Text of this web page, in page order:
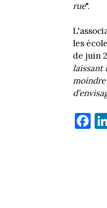
rue".
les
de juin
laissant
Fa
ce